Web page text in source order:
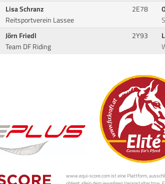
Lisa Schranz
Reitsportverein Lassee
2E78
Jörn Friedl
Team DF Riding
2Y93
www.equi-score.com ist eine Plattform,